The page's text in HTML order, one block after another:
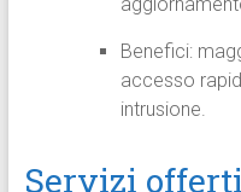
Benefici:
accesso
intrusione.
Servizi